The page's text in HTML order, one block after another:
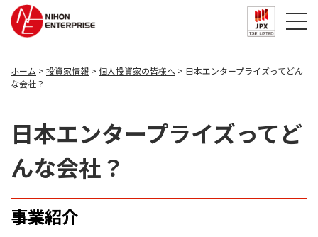
ホーム 投資家情報 個人投資家の皆様へ
日本エンタープライズってどん
な会社？
日本エンタープライズってど
んな会社？
事業紹介